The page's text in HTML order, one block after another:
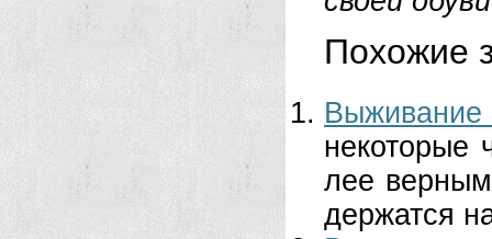
Похожие
Выживание
не­ко­то­рые
лее
дер­жат­ся